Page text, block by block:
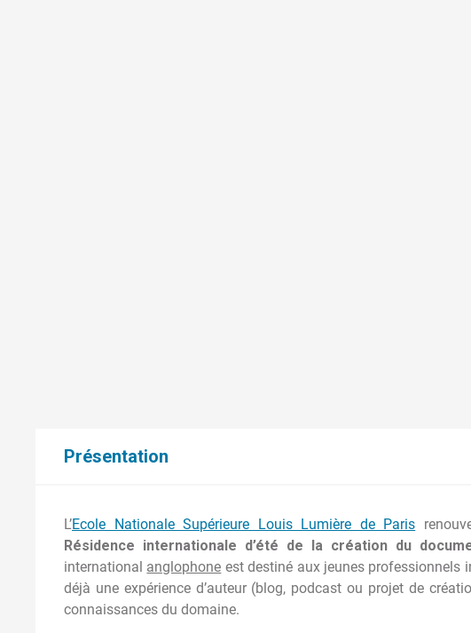
Présentation
L’Ecole Nationale Supérieure Louis Lumière de Paris
Résidence internationale d’été de la création du
international anglophone est destiné aux jeunes professionnels
déjà une expérience d’auteur (blog, podcast ou projet de
connaissances du domaine.